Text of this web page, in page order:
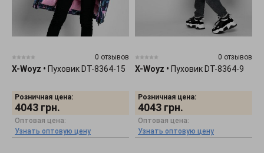
0 отзывов
X-Woyz • Пуховик DT-8364-15
Розничная цена:
4043 грн.
Оптовая цена:
Узнать оптовую цену
0 отзывов
X-Woyz • Пуховик DT-8364-9
Розничная цена:
4043 грн.
Оптовая цена:
Узнать оптовую цену